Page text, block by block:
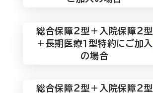
総合保障２型＋入院保障２型
＋長期医療１型特約にご加入
の場合
総合保障２型＋入院保障２型